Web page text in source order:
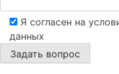
Я согласен на
данных